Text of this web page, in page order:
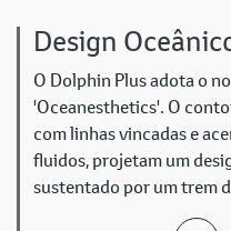
Design
O Dolphin Plus adota o
'Oceanesthetics'. O
com linhas vincadas e
fluidos, projetam um
sustentado por um trem